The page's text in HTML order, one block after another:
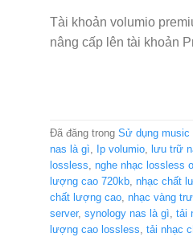
Tài khoản volumio
nâng cấp lên tài khoản
Đã đăng trong Sử dụng music
nas là gì, Ip volumio, lưu trữ
lossless, nghe nhạc lossless
lượng cao 720kb, nhạc chất
chất lượng cao, nhạc vàng
server, synology nas là gì, tải
lượng cao lossless, tải nhạc